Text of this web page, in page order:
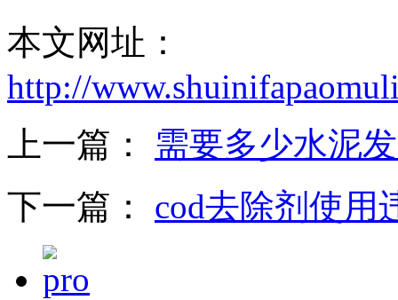
本文网址：
http://
上一篇： 需要多少水泥
下一篇： cod去除剂使用